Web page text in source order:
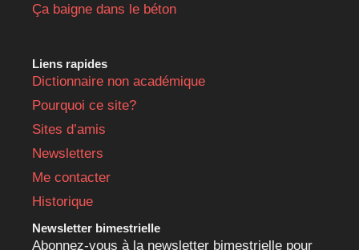
Ça baigne dans le béton
Liens rapides
Dictionnaire non académique
Pourquoi ce site?
Sites d’amis
Newsletters
Me contacter
Historique
Newsletter bimestrielle
Abonnez-vous à la newsletter bimestrielle pour